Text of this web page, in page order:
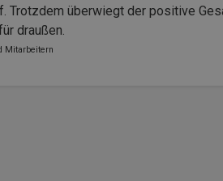
Trotzdem überwiegt der positive
draußen.
Mitarbeitern